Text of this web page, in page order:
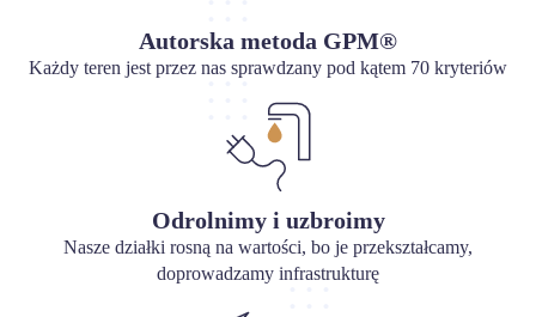
Autorska metoda GPM®
Każdy teren jest przez nas sprawdzany pod kątem 70 kryteriów
Odrolnimy i uzbroimy
Nasze działki rosną na wartości, bo je przekształcamy,
doprowadzamy infrastrukturę